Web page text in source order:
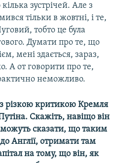
зустрічей. Але з
тільки в жовтні, і те,
тобто це була
Думати про те, що
мені здається, зараз,
А от говорити про те,
неможливо.
різкою критикою Кремля
Скажіть, навіщо він
сказати, що таким
Англії, отримати там
на тому, що він, як